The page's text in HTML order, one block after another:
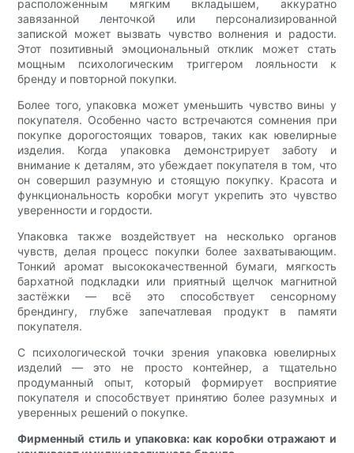
расположенным мягким вкладышем, аккуратно
завязанной ленточкой или персонализированной
запиской может вызвать чувство волнения и радости.
Этот позитивный эмоциональный отклик может стать
мощным психологическим триггером лояльности к
бренду и повторной покупки.
Более того, упаковка может уменьшить чувство вины у
покупателя. Особенно часто встречаются сомнения при
покупке дорогостоящих товаров, таких как ювелирные
изделия. Когда упаковка демонстрирует заботу и
внимание к деталям, это убеждает покупателя в том, что
он совершил разумную и стоящую покупку. Красота и
функциональность коробки могут укрепить это чувство
уверенности и гордости.
Упаковка также воздействует на несколько органов
чувств, делая процесс покупки более захватывающим.
Тонкий аромат высококачественной бумаги, мягкость
бархатной подкладки или приятный щелчок магнитной
застёжки — всё это способствует сенсорному
брендингу, глубже запечатлевая продукт в памяти
покупателя.
С психологической точки зрения упаковка ювелирных
изделий — это не просто контейнер, а тщательно
продуманный опыт, который формирует восприятие
покупателя и способствует принятию более разумных и
уверенных решений о покупке.
Фирменный стиль и упаковка: как коробки отражают и